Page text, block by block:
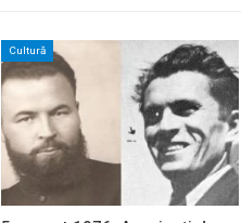
Cultură